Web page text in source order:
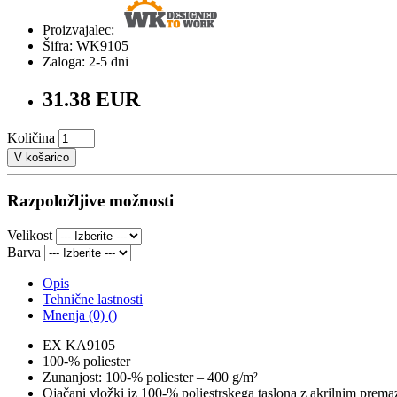
Proizvajalec:
Šifra: WK9105
Zaloga: 2-5 dni
31.38 EUR
Količina
V košarico
Razpoložljive možnosti
Velikost
Barva
Opis
Tehnične lastnosti
Mnenja (0) ()
EX KA9105
100-% poliester
Zunanjost: 100-% poliester – 400 g/m²
Ojačani vložki iz 100-% poliestrskega taslona z akrilnim